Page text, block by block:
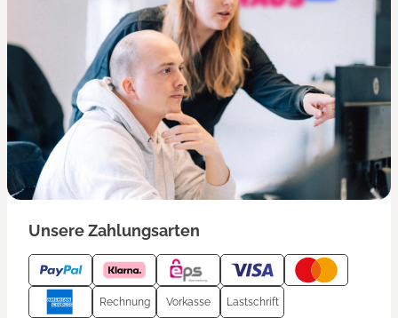
Unsere Zahlungsarten
Rechnung Vorkasse Lastschrift